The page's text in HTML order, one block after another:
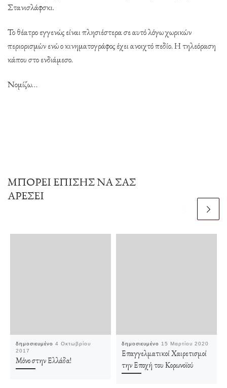
Στανισλάφσκι.
Το θέατρο εγγενώς είναι πλησιέστερα σε αυτό λόγω χωρικών
περιορισμών ενώ ο κινηματογράφος έχει ανοιχτό πεδίο. Η τηλεόραση
κάπου στο ενδιάμεσο.
Νομίζω…
ΜΠΟΡΕΊ ΕΠΊΣΗΣ ΝΑ ΣΑΣ
ΑΡΈΣΕΙ
δημοσιευμένο4 Οκτωβρίου
2017
Μόνο στην Ελλάδα!
δημοσιευμένο 15 Μαρτίου 2020
Επαγγελματικοί Χαιρετισμοί
την Εποχή του Κορωνοϊού